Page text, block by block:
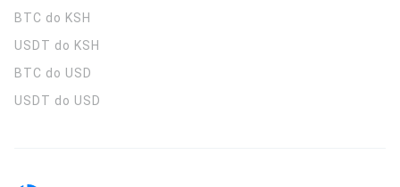
BTC do KSH
USDT do KSH
BTC do USD
USDT do USD